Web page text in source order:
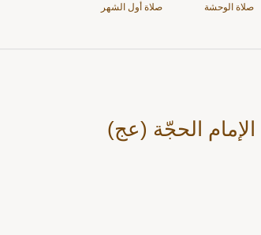
صلاة الوحشة صلاة أول الشهر
الحجّة (عج)